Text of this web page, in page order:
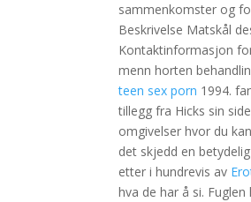
sammenkomster og
Beskrivelse Matskål
Kontaktinformasjon
menn horten
teen sex porn 1994.
tillegg fra Hicks sin
omgivelser hvor du
det skjedd en
etter i hundrevis av
hva de har å si.